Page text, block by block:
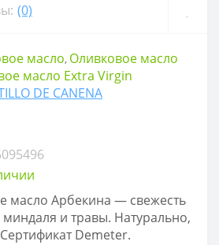
(0)
масло, Оливковое масло
масло Extra Virgin
DE CANENA
масло Арбекина — свежесть
миндаля и травы. Натурально,
Demeter.